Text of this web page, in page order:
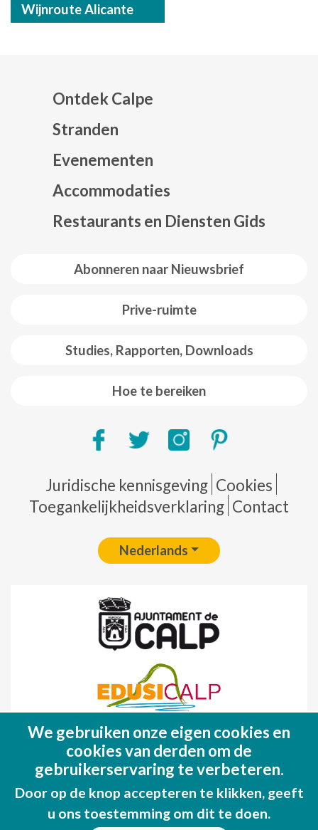
Wijnroute Alicante
Abonneren naar Nieuwsbrief
Prive-ruimte
Studies, Rapporten, Downloads
Hoe te bereiken
Ontdek Calpe
Stranden
Evenementen
Accommodaties
Restaurants en Diensten Gids
Pie de página
Juridische kennisgeving Cookies
Toegankelijkheidsverklaring Contact
Nederlands
Fondo Europeo de Desarrollo Regional
(FEDER)
Una manera de hacer EUROPA
We gebruiken onze eigen cookies en
cookies van derden om de
gebruikerservaring te verbeteren.
Door op de knop accepteren te klikken, geeft
u ons toestemming om dit te doen.